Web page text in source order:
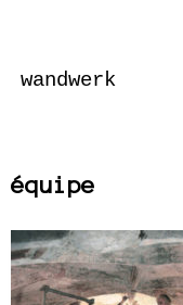
wandwerk
équipe